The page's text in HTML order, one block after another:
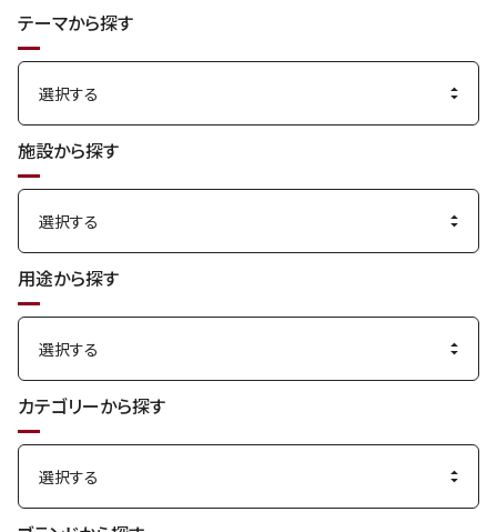
テーマから探す
施設から探す
用途から探す
カテゴリーから探す